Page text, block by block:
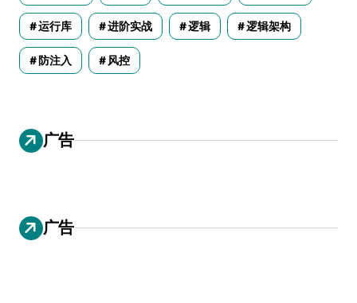
运行库 进阶实战 逻辑 逻辑架构
防注入 风控
广告
广告